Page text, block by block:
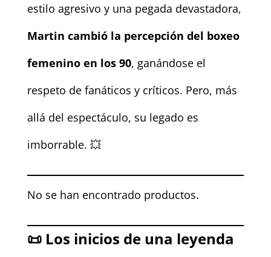
estilo agresivo y una pegada devastadora,
Martin cambió la percepción del boxeo
femenino en los 90, ganándose el
respeto de fanáticos y críticos. Pero, más
allá del espectáculo, su legado es
imborrable. 💥
No se han encontrado productos.
📜 Los inicios de una leyenda